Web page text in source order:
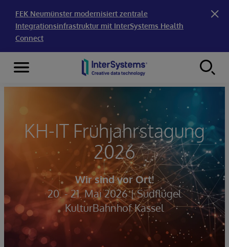
FEK Neumünster modernisiert zentrale
Integrationsinfrastruktur mit InterSystems Health
Connect
Skip to content
Menu
KH-IT Frühjahrstagung
2026
Wir sind vor Ort!
20. - 21. Mai 2026 | Südflügel
KulturBahnhof Kassel